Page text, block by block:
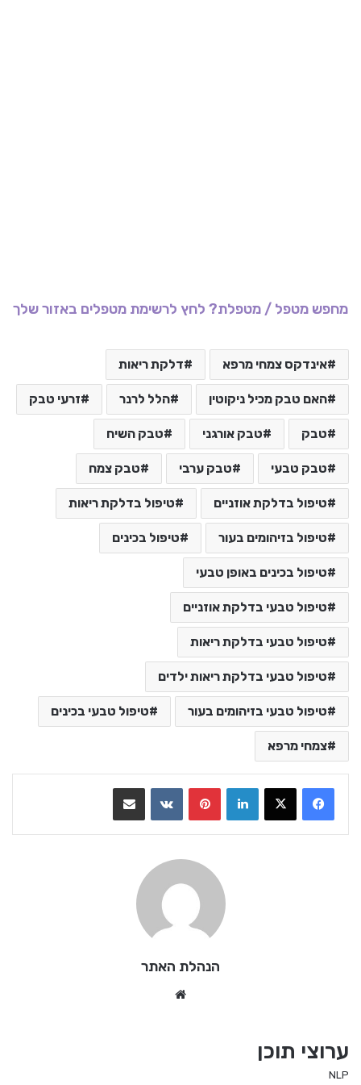
מחפש מטפל / מטפלת? לחץ לרשימת מטפלים באזור שלך
אינדקס צמחי מרפא דלקת ריאות
האם טבק מכיל ניקוטין הלל לרנר זרעי טבק
טבק טבק אורגני טבק השיח
טבק טבעי טבק ערבי טבק צמח
טיפול בדלקת אוזניים טיפול בדלקת ריאות
טיפול בזיהומים בעור טיפול בכינים
טיפול בכינים באופן טבעי
טיפול טבעי בדלקת אוזניים
טיפול טבעי בדלקת ריאות
טיפול טבעי בדלקת ריאות ילדים
טיפול טבעי בזיהומים בעור טיפול טבעי בכינים
צמחי מרפא
LinkedIn
VKontakte
הנהלת האתר
ערוצי תוכן
NLP